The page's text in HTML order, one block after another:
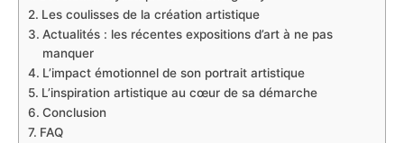
Les coulisses de la création artistique
Actualités : les récentes expositions d’art à ne pas
manquer
L’impact émotionnel de son portrait artistique
L’inspiration artistique au cœur de sa démarche
Conclusion
FAQ